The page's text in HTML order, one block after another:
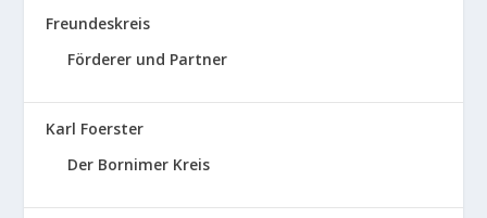
Freundeskreis
Förderer und Partner
Karl Foerster
Der Bornimer Kreis